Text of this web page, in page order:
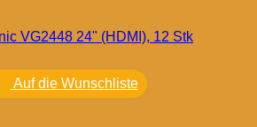
Auf die Wunschliste